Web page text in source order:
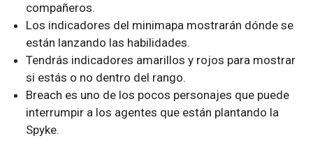
compañeros.
Los indicadores del minimapa mostrarán dónde se
están lanzando las habilidades.
Tendrás indicadores amarillos y rojos para mostrar
si estás o no dentro del rango.
Breach es uno de los pocos personajes que puede
interrumpir a los agentes que están plantando la
Spyke.